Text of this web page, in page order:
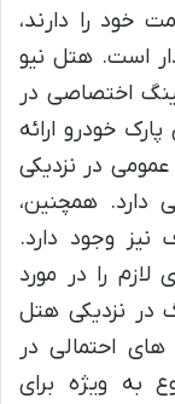
خود را دارند،
است. هتل نیو
اختصاصی در
خودرو ارائه
در نزدیکی
دارد. همچنین،
نیز وجود دارد.
لازم را در مورد
در نزدیکی هتل
های احتمالی در
به ویژه برای